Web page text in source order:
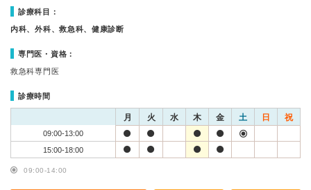
診療科目：
内科、外科、救急科、健康診断
専門医・資格：
救急科専門医
診療時間
月 火 水 木 金 土 日 祝
09:00-13:00
15:00-18:00
09:00-14:00